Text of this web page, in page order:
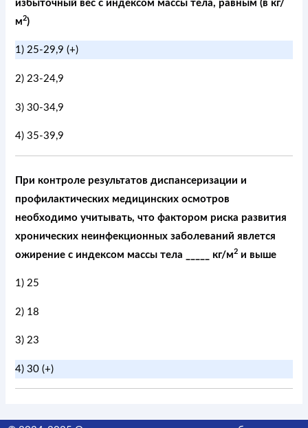
избыточный вес с индексом массы тела, равным (в кг/
м2)
1) 25-29,9 (+)
2) 23-24,9
3) 30-34,9
4) 35-39,9
При контроле результатов диспансеризации и
профилактических медицинских осмотров
необходимо учитывать, что фактором риска развития
хронических неинфекционных заболеваний явлется
ожирение с индексом массы тела _____ кг/м2 и выше
1) 25
2) 18
3) 23
4) 30 (+)